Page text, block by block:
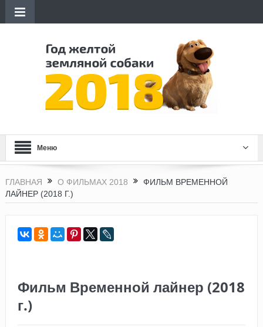
Меню
ГЛАВНАЯ О ФИЛЬМАХ 2018
ФИЛЬМ ВРЕМЕННОЙ
ЛАЙНЕР (2018 Г.)
Фильм Временной лайнер (2018
г.)